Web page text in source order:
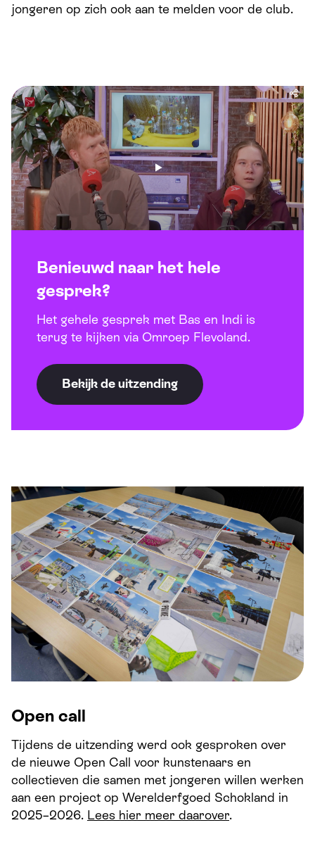
jongeren op zich ook aan te melden voor de club.
Benieuwd naar het hele
gesprek?
Het gehele gesprek met Bas en Indi is
terug te kijken via Omroep Flevoland.
Bekijk de uitzending
Open call
Tijdens de uitzending werd ook gesproken over
de nieuwe Open Call voor kunstenaars en
collectieven die samen met jongeren willen werken
aan een project op Werelderfgoed Schokland in
2025–2026. Lees hier meer daarover.